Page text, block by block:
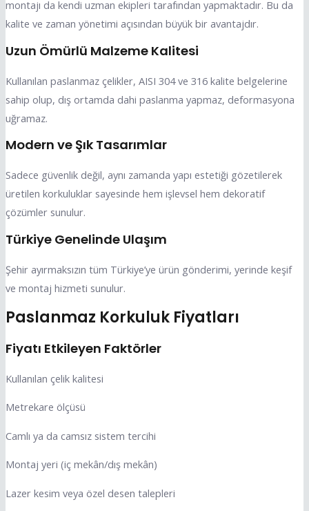
montajı da kendi uzman ekipleri tarafından yapmaktadır. Bu da
kalite ve zaman yönetimi açısından büyük bir avantajdır.
Uzun Ömürlü Malzeme Kalitesi
Kullanılan paslanmaz çelikler, AISI 304 ve 316 kalite belgelerine
sahip olup, dış ortamda dahi paslanma yapmaz, deformasyona
uğramaz.
Modern ve Şık Tasarımlar
Sadece güvenlik değil, aynı zamanda yapı estetiği gözetilerek
üretilen korkuluklar sayesinde hem işlevsel hem dekoratif
çözümler sunulur.
Türkiye Genelinde Ulaşım
Şehir ayırmaksızın tüm Türkiye’ye ürün gönderimi, yerinde keşif
ve montaj hizmeti sunulur.
Paslanmaz Korkuluk Fiyatları
Fiyatı Etkileyen Faktörler
Kullanılan çelik kalitesi
Metrekare ölçüsü
Camlı ya da camsız sistem tercihi
Montaj yeri (iç mekân/dış mekân)
Lazer kesim veya özel desen talepleri